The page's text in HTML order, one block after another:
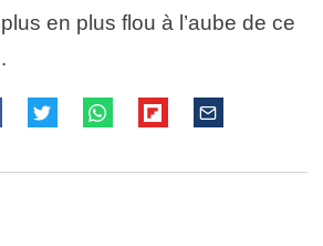
en plus flou à l’aube de ce